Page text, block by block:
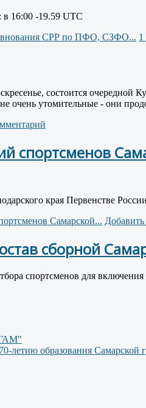
в 16:00 -19.59 UTC
СРР по ПФО, СЗФО... 1
состоится
очень утомительные - они
спортсменов
края Первенстве
Самарской...
сборной
спортсменов для
летию образования Самарской